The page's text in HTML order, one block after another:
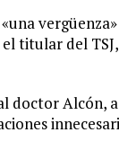
titular del
doctor Alcón,